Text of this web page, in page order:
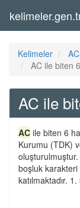
Kelimeler
AC ile biten
AC ile
AC ile biten 6
Kurumu (TDK)
oluşturulmuştur.
boşluk
katılmaktadır. 1.